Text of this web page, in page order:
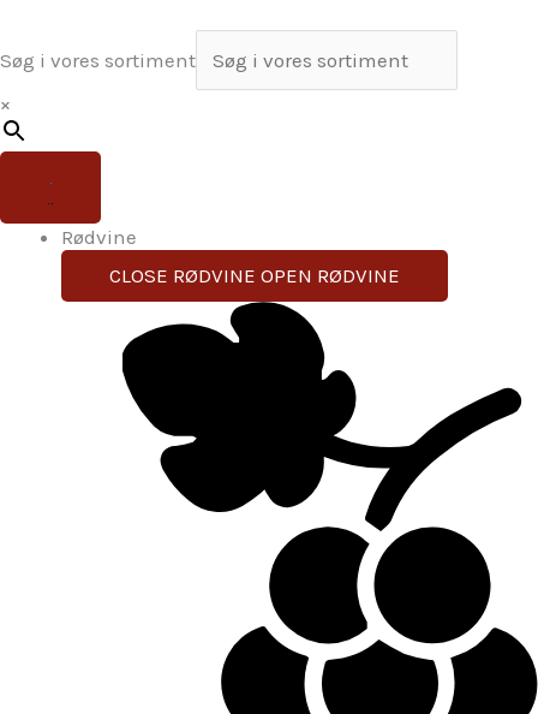
Søg i vores sortiment
×
Rødvine
CLOSE RØDVINE OPEN RØDVINE